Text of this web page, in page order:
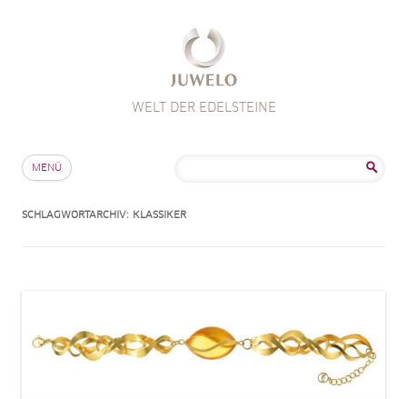
WELT DER EDELSTEINE
MENÜ
SCHLAGWORTARCHIV: KLASSIKER